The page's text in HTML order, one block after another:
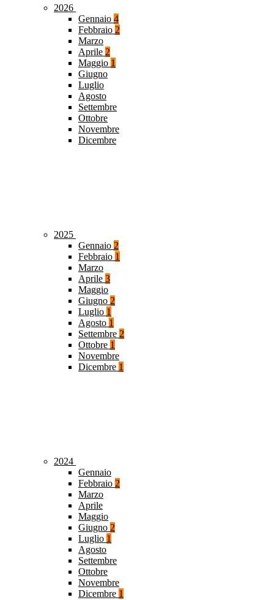
2026
Gennaio 4
Febbraio 2
Marzo
Aprile 2
Maggio 1
Giugno
Luglio
Agosto
Settembre
Ottobre
Novembre
Dicembre
2025
Gennaio 2
Febbraio 1
Marzo
Aprile 3
Maggio
Giugno 2
Luglio 1
Agosto 1
Settembre 2
Ottobre 1
Novembre
Dicembre 1
2024
Gennaio
Febbraio 2
Marzo
Aprile
Maggio
Giugno 2
Luglio 1
Agosto
Settembre
Ottobre
Novembre
Dicembre 1